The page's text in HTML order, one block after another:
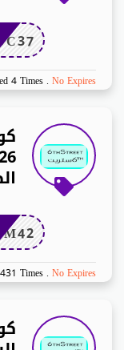
DC37
4 Times . No Expires
Times . No Expires